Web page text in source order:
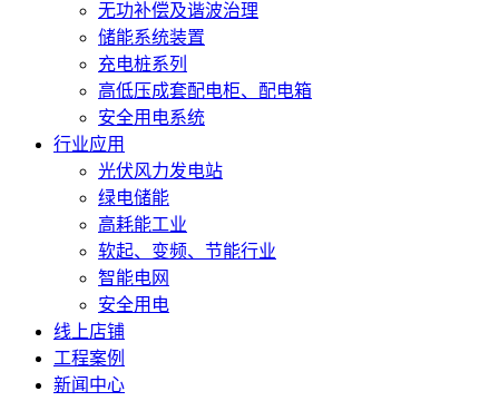
无功补偿及谐波治理
储能系统装置
充电桩系列
高低压成套配电柜、配电箱
安全用电系统
行业应用
光伏风力发电站
绿电储能
高耗能工业
软起、变频、节能行业
智能电网
安全用电
线上店铺
工程案例
新闻中心